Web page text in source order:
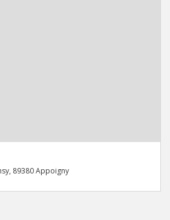
89380 Appoigny